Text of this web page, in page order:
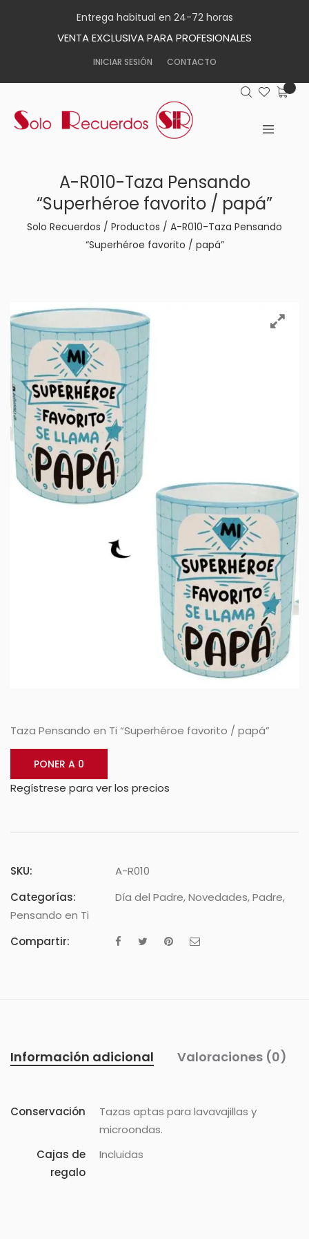
Entrega habitual en 24-72 horas
VENTA EXCLUSIVA PARA PROFESIONALES
INICIAR SESIÓN CONTACTO
A-R010-Taza Pensando
“Superhéroe favorito / papá”
Solo Recuerdos / Productos / A-R010-Taza Pensando
“Superhéroe favorito / papá”
Taza Pensando en Ti “Superhéroe favorito / papá”
PONER A 0
Regístrese para ver los precios
SKU:
A-R010
Categorías:
Día del Padre,Novedades,Padre,
Pensando en Ti
Compartir:
Información adicional Valoraciones (0)
Conservación
Tazas aptas para lavavajillas y
microondas.
Cajas de
regalo
Incluidas